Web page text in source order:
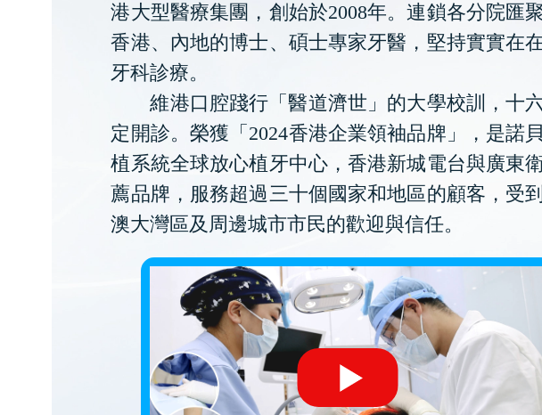
港大型醫療集團，創始於2008年。連鎖各分院匯
香港、內地的博士、碩士專家牙醫，堅持實實在
牙科診療。
維港口腔踐行「醫道濟世」的大學校訓，十
定開診。榮獲「2024香港企業領袖品牌」，是諾
植系統全球放心植牙中心，香港新城電台與廣東
薦品牌，服務超過三十個國家和地區的顧客，受
澳大灣區及周邊城市市民的歡迎與信任。